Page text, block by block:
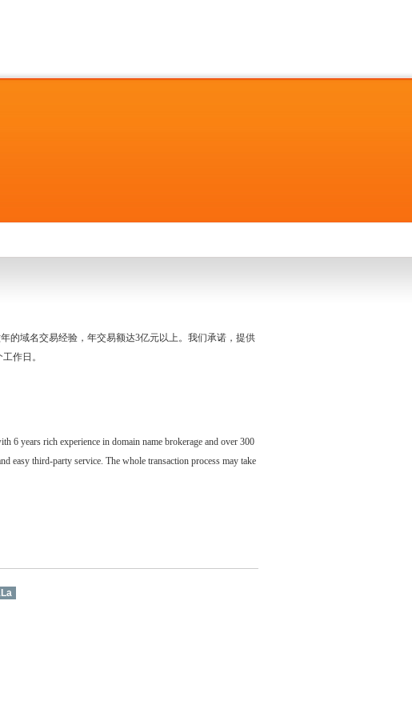
的域名交易经验，年交易额达3亿元以上。我们承诺，提供
作日。
6 years rich experience in domain name brokerage and over 300
easy third-party service. The whole transaction process may take